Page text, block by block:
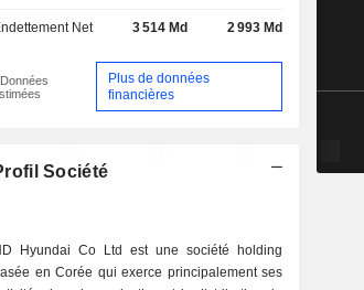
Net 3 514 Md 2 993 Md
Plus de données
financières
Société
Hyundai Co Ltd est une société holding
en Corée qui exerce principalement ses